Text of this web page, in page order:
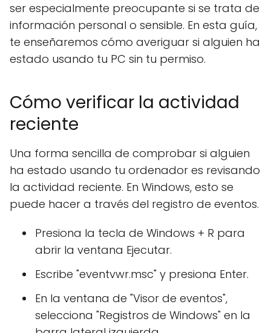
ser especialmente preocupante si se trata de
información personal o sensible. En esta guía,
te enseñaremos cómo averiguar si alguien ha
estado usando tu PC sin tu permiso.
Cómo verificar la actividad
reciente
Una forma sencilla de comprobar si alguien
ha estado usando tu ordenador es revisando
la actividad reciente. En Windows, esto se
puede hacer a través del registro de eventos.
Presiona la tecla de Windows + R para
abrir la ventana Ejecutar.
Escribe "eventvwr.msc" y presiona Enter.
En la ventana de "Visor de eventos",
selecciona "Registros de Windows" en la